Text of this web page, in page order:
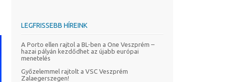
LEGFRISSEBB HÍREINK
A Porto ellen rajtol a BL-ben a One Veszprém –
hazai pályán kezdődhet az újabb európai
menetelés
Győzelemmel rajtolt a VSC Veszprém
Zalaegerszegen!